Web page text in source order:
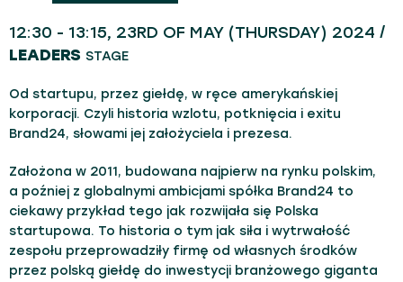
12:30 - 13:15, 23RD OF MAY (THURSDAY) 2024 /
LEADERS STAGE
Od startupu, przez giełdę, w ręce amerykańskiej
korporacji. Czyli historia wzlotu, potknięcia i exitu
Brand24, słowami jej założyciela i prezesa.
Założona w 2011, budowana najpierw na rynku polskim,
a poźniej z globalnymi ambicjami spółka Brand24 to
ciekawy przykład tego jak rozwijała się Polska
startupowa. To historia o tym jak siła i wytrwałość
zespołu przeprowadziły firmę od własnych środków
przez polską giełdę do inwestycji branżowego giganta